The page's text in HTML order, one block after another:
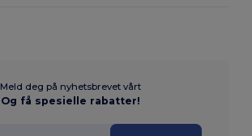
Meld deg på nyhetsbrevet vårt
Og få spesielle rabatter!